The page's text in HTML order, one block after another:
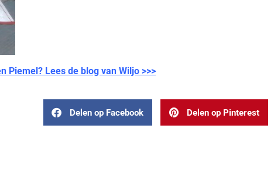
Piemel? Lees de blog van Wiljo >>>
Delen op Facebook Delen op Pinterest